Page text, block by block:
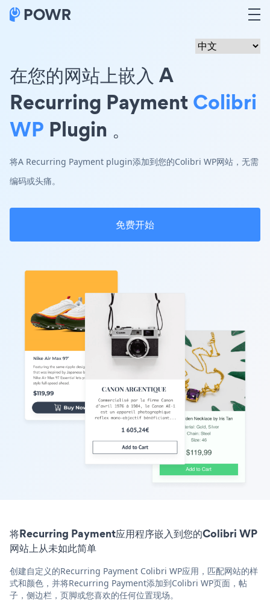
在您的网站上嵌入 A
Recurring PaymentColibri
WP Plugin 。
将A Recurring Payment plugin添加到您的Colibri WP网站，无需
编码或头痛。
免费开始
将Recurring Payment应用程序嵌入到您的Colibri WP
网站上从未如此简单
创建自定义的Recurring Payment Colibri WP应用，匹配网站的样
式和颜色，并将Recurring Payment添加到Colibri WP页面，帖
子，侧边栏，页脚或您喜欢的任何位置现场。